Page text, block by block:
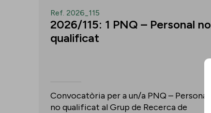
Ref. 2026_115
2026/115: 1 PNQ – Personal no
qualificat
Convocatòria per a un/a PNQ – Personal
no qualificat al Grup de Recerca de